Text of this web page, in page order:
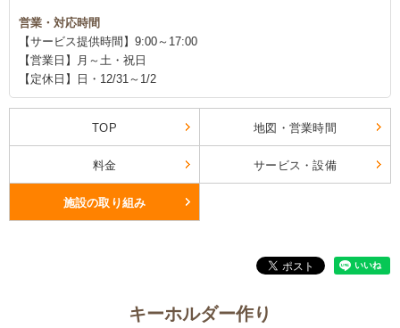
営業・対応時間
【サービス提供時間】9:00～17:00
【営業日】月～土・祝日
【定休日】日・12/31～1/2
TOP 地図・営業時間
料金 サービス・設備
施設の取り組み
キーホルダー作り